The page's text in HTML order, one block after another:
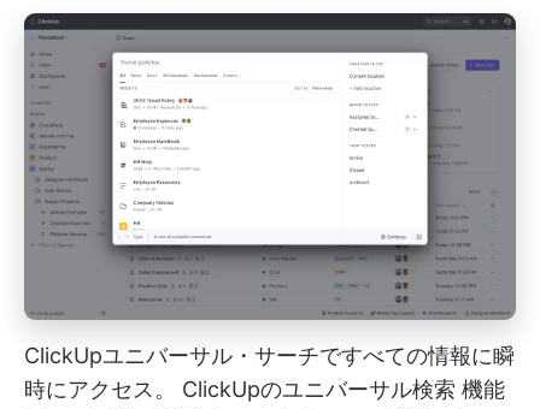
ClickUpユニバーサル・サーチですべての情報に瞬
時にアクセス。 ClickUpのユニバーサル検索 機能